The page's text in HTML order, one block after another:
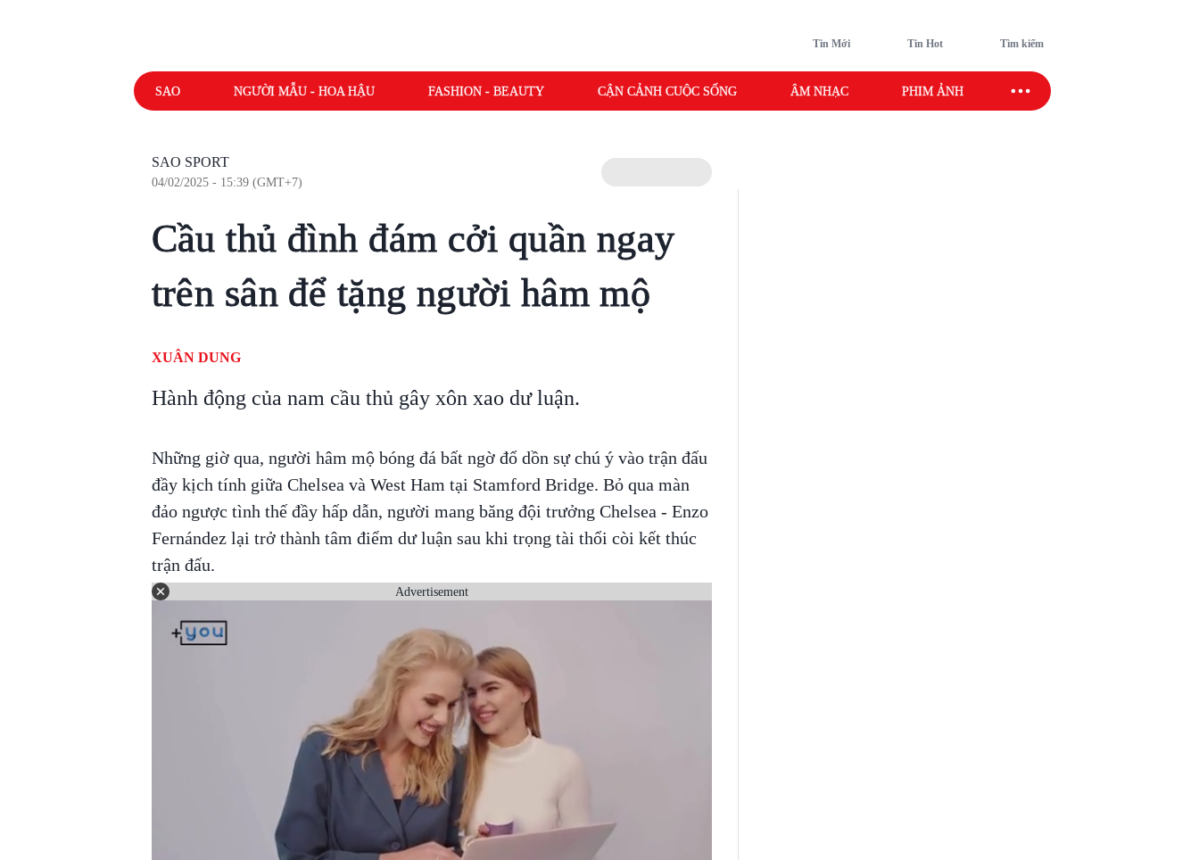
Tin Mới Tin Hot Tìm kiếm
SAO NGƯỜI MẪU - HOA HẬU FASHION - BEAUTY CẬN CẢNH CUỘC SỐNG ÂM NHẠC PHIM ẢNH SAO SPORT
SAO SPORT
04/02/2025 - 15:39 (GMT+7)
Cầu thủ đình đám cởi quần ngay
trên sân để tặng người hâm mộ
XUÂN DUNG
Hành động của nam cầu thủ gây xôn xao dư luận.
Những giờ qua, người hâm mộ bóng đá bất ngờ đổ dồn sự chú ý vào trận đấu
đầy kịch tính giữa Chelsea và West Ham tại Stamford Bridge. Bỏ qua màn
đảo ngược tình thế đầy hấp dẫn, người mang băng đội trưởng Chelsea - Enzo
Fernández lại trở thành tâm điểm dư luận sau khi trọng tài thổi còi kết thúc
trận đấu.
Advertisement